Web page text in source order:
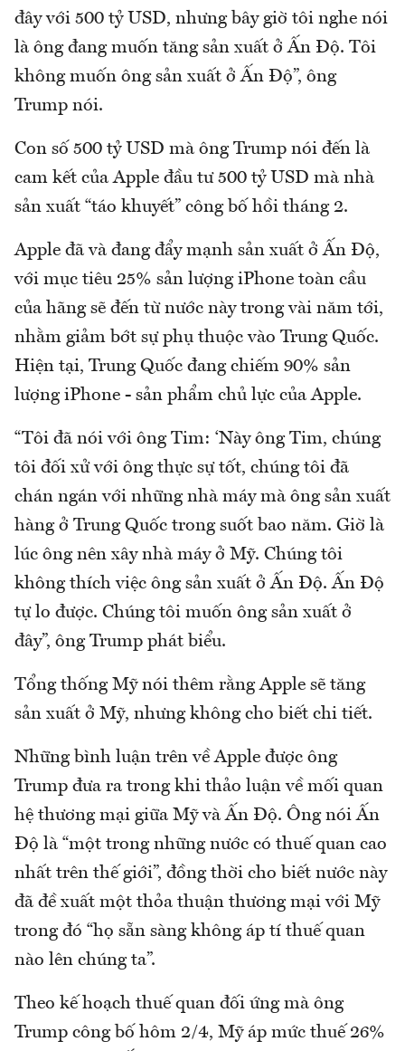
đây với 500 tỷ USD, nhưng bây giờ tôi nghe nói
là ông đang muốn tăng sản xuất ở Ấn Độ. Tôi
không muốn ông sản xuất ở Ấn Độ”, ông
Trump nói.
Con số 500 tỷ USD mà ông Trump nói đến là
cam kết của Apple đầu tư 500 tỷ USD mà nhà
sản xuất “táo khuyết” công bố hồi tháng 2.
Apple đã và đang đẩy mạnh sản xuất ở Ấn Độ,
với mục tiêu 25% sản lượng iPhone toàn cầu
của hãng sẽ đến từ nước này trong vài năm tới,
nhằm giảm bớt sự phụ thuộc vào Trung Quốc.
Hiện tại, Trung Quốc đang chiếm 90% sản
lượng iPhone - sản phẩm chủ lực của Apple.
“Tôi đã nói với ông Tim: ‘Này ông Tim, chúng
tôi đối xử với ông thực sự tốt, chúng tôi đã
chán ngán với những nhà máy mà ông sản xuất
hàng ở Trung Quốc trong suốt bao năm. Giờ là
lúc ông nên xây nhà máy ở Mỹ. Chúng tôi
không thích việc ông sản xuất ở Ấn Độ. Ấn Độ
tự lo được. Chúng tôi muốn ông sản xuất ở
đây”, ông Trump phát biểu.
Tổng thống Mỹ nói thêm rằng Apple sẽ tăng
sản xuất ở Mỹ, nhưng không cho biết chi tiết.
Những bình luận trên về Apple được ông
Trump đưa ra trong khi thảo luận về mối quan
hệ thương mại giữa Mỹ và Ấn Độ. Ông nói Ấn
Độ là “một trong những nước có thuế quan cao
nhất trên thế giới”, đồng thời cho biết nước này
đã đề xuất một thỏa thuận thương mại với Mỹ
trong đó “họ sẵn sàng không áp tí thuế quan
nào lên chúng ta”.
Theo kế hoạch thuế quan đối ứng mà ông
Trump công bố hôm 2/4, Mỹ áp mức thuế 26%